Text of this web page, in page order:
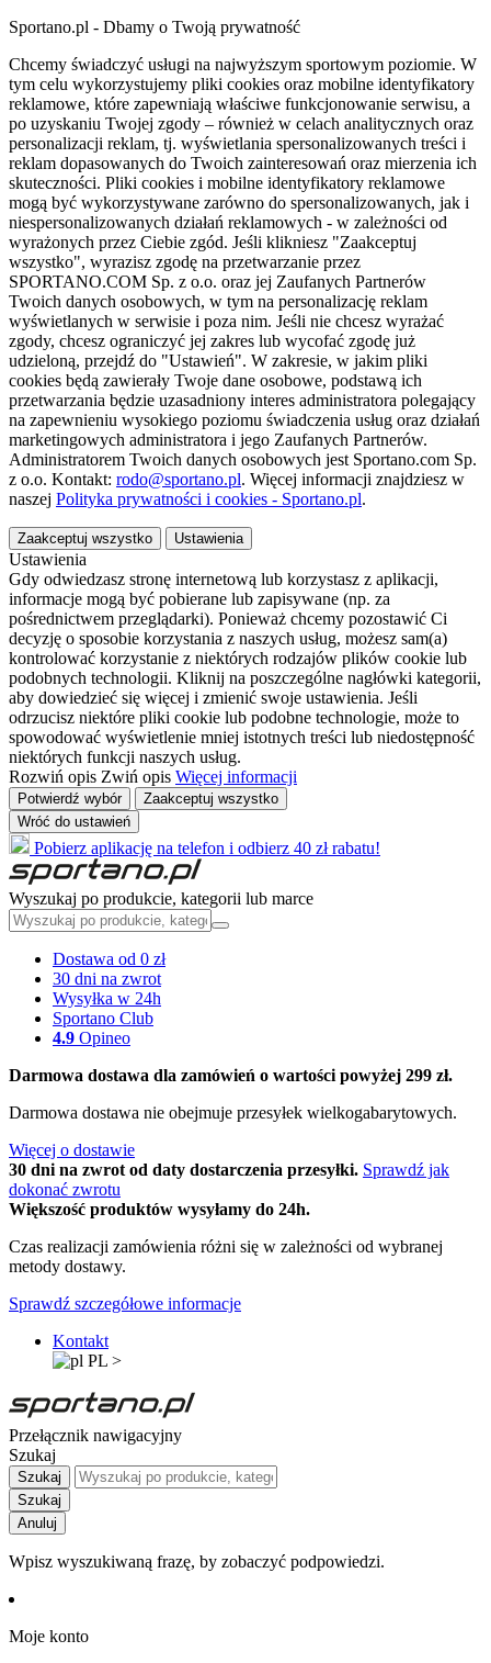
Sportano.pl - Dbamy o Twoją prywatność
Chcemy świadczyć usługi na najwyższym sportowym poziomie. W
tym celu wykorzystujemy pliki cookies oraz mobilne identyfikatory
reklamowe, które zapewniają właściwe funkcjonowanie serwisu, a
po uzyskaniu Twojej zgody – również w celach analitycznych oraz
personalizacji reklam, tj. wyświetlania spersonalizowanych treści i
reklam dopasowanych do Twoich zainteresowań oraz mierzenia ich
skuteczności. Pliki cookies i mobilne identyfikatory reklamowe
mogą być wykorzystywane zarówno do spersonalizowanych, jak i
niespersonalizowanych działań reklamowych - w zależności od
wyrażonych przez Ciebie zgód. Jeśli klikniesz "Zaakceptuj
wszystko", wyrazisz zgodę na przetwarzanie przez
SPORTANO.COM Sp. z o.o. oraz jej Zaufanych Partnerów
Twoich danych osobowych, w tym na personalizację reklam
wyświetlanych w serwisie i poza nim. Jeśli nie chcesz wyrażać
zgody, chcesz ograniczyć jej zakres lub wycofać zgodę już
udzieloną, przejdź do "Ustawień". W zakresie, w jakim pliki
cookies będą zawierały Twoje dane osobowe, podstawą ich
przetwarzania będzie uzasadniony interes administratora polegający
na zapewnieniu wysokiego poziomu świadczenia usług oraz działań
marketingowych administratora i jego Zaufanych Partnerów.
Administratorem Twoich danych osobowych jest Sportano.com Sp.
z o.o. Kontakt: rodo@sportano.pl. Więcej informacji znajdziesz w
naszej Polityka prywatności i cookies - Sportano.pl.
Zaakceptuj wszystko Ustawienia
Ustawienia
Gdy odwiedzasz stronę internetową lub korzystasz z aplikacji,
informacje mogą być pobierane lub zapisywane (np. za
pośrednictwem przeglądarki). Ponieważ chcemy pozostawić Ci
decyzję o sposobie korzystania z naszych usług, możesz sam(a)
kontrolować korzystanie z niektórych rodzajów plików cookie lub
podobnych technologii. Kliknij na poszczególne nagłówki kategorii,
aby dowiedzieć się więcej i zmienić swoje ustawienia. Jeśli
odrzucisz niektóre pliki cookie lub podobne technologie, może to
spowodować wyświetlenie mniej istotnych treści lub niedostępność
niektórych funkcji naszych usług.
Rozwiń opis Zwiń opis Więcej informacji
Potwierdź wybór
Zaakceptuj wszystko
Wróć do ustawień
Pobierz aplikację na telefon i odbierz 40 zł rabatu!
Wyszukaj po produkcie, kategorii lub marce
Dostawa od 0 zł
30 dni na zwrot
Wysyłka w 24h
Sportano Club
4.9 Opineo
Darmowa dostawa dla zamówień o wartości powyżej 299 zł.
Darmowa dostawa nie obejmuje przesyłek wielkogabarytowych.
Więcej o dostawie
30 dni na zwrot od daty dostarczenia przesyłki. Sprawdź jak
dokonać zwrotu
Większość produktów wysyłamy do 24h.
Czas realizacji zamówienia różni się w zależności od wybranej
metody dostawy.
Sprawdź szczegółowe informacje
Kontakt
PL >
Przełącznik nawigacyjny
Szukaj
Szukaj
Szukaj
Anuluj
Wpisz wyszukiwaną frazę, by zobaczyć podpowiedzi.
Moje konto